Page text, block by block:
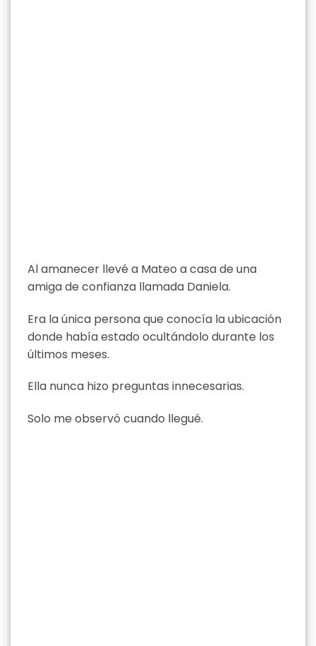
Al amanecer llevé a Mateo a casa de una
amiga de confianza llamada Daniela.
Era la única persona que conocía la ubicación
donde había estado ocultándolo durante los
últimos meses.
Ella nunca hizo preguntas innecesarias.
Solo me observó cuando llegué.